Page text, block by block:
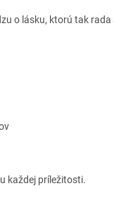
o lásku, ktorú tak
každej príležitosti.